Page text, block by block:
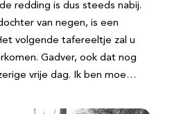
redding is dus steeds nabij.
van negen, is een
volgende tafereeltje zal u
Gadver, ook dat nog
vrije dag. Ik ben moe…